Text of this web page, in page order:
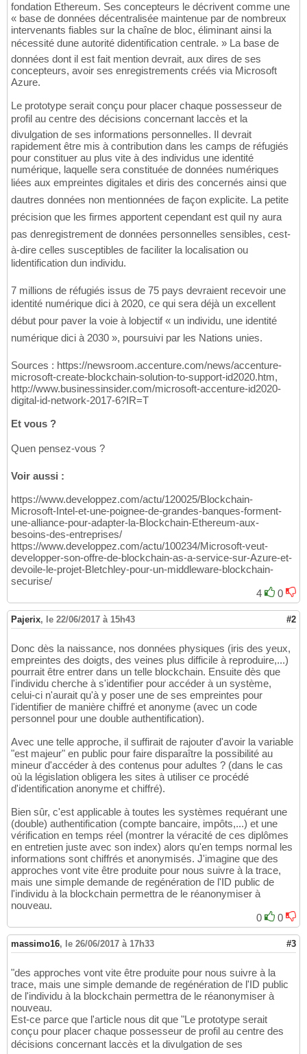
fondation Ethereum. Ses concepteurs le décrivent comme une
« base de données décentralisée maintenue par de nombreux
intervenants fiables sur la chaîne de bloc, éliminant ainsi la
nécessité dune autorité didentification centrale. » La base de
données dont il est fait mention devrait, aux dires de ses
concepteurs, avoir ses enregistrements créés via Microsoft
Azure.
Le prototype serait conçu pour placer chaque possesseur de
profil au centre des décisions concernant laccès et la
divulgation de ses informations personnelles. Il devrait
rapidement être mis à contribution dans les camps de réfugiés
pour constituer au plus vite à des individus une identité
numérique, laquelle sera constituée de données numériques
liées aux empreintes digitales et diris des concernés ainsi que
dautres données non mentionnées de façon explicite. La petite
précision que les firmes apportent cependant est quil ny aura
pas denregistrement de données personnelles sensibles, cest-
à-dire celles susceptibles de faciliter la localisation ou
lidentification dun individu.
7 millions de réfugiés issus de 75 pays devraient recevoir une
identité numérique dici à 2020, ce qui sera déjà un excellent
début pour paver la voie à lobjectif « un individu, une identité
numérique dici à 2030 », poursuivi par les Nations unies.
Sources : https://newsroom.accenture.com/news/accenture-
microsoft-create-blockchain-solution-to-support-id2020.htm,
http://www.businessinsider.com/microsoft-accenture-id2020-
digital-id-network-2017-6?IR=T
Et vous ?
Quen pensez-vous ?
Voir aussi :
https://www.developpez.com/actu/120025/Blockchain-
Microsoft-Intel-et-une-poignee-de-grandes-banques-forment-
une-alliance-pour-adapter-la-Blockchain-Ethereum-aux-
besoins-des-entreprises/
https://www.developpez.com/actu/100234/Microsoft-veut-
developper-son-offre-de-blockchain-as-a-service-sur-Azure-et-
devoile-le-projet-Bletchley-pour-un-middleware-blockchain-
securise/
4
0
Pajerix, le 22/06/2017 à 15h43 #2
Donc dès la naissance, nos données physiques (iris des yeux,
empreintes des doigts, des veines plus difficile à reproduire,...)
pourrait être entrer dans un telle blockchain. Ensuite dès que
l'individu cherche à s'identifier pour accéder à un système,
celui-ci n'aurait qu'à y poser une de ses empreintes pour
l'identifier de manière chiffré et anonyme (avec un code
personnel pour une double authentification).
Avec une telle approche, il suffirait de rajouter d'avoir la variable
"est majeur" en public pour faire disparaître la possibilité au
mineur d'accéder à des contenus pour adultes ? (dans le cas
où la législation obligera les sites à utiliser ce procédé
d'identification anonyme et chiffré).
Bien sûr, c'est applicable à toutes les systèmes requérant une
(double) authentification (compte bancaire, impôts,...) et une
vérification en temps réel (montrer la véracité de ces diplômes
en entretien juste avec son index) alors qu'en temps normal les
informations sont chiffrés et anonymisés. J'imagine que des
approches vont vite être produite pour nous suivre à la trace,
mais une simple demande de regénération de l'ID public de
l'individu à la blockchain permettra de le réanonymiser à
nouveau.
0
0
massimo16, le 26/06/2017 à 17h33 #3
"des approches vont vite être produite pour nous suivre à la
trace, mais une simple demande de regénération de l'ID public
de l'individu à la blockchain permettra de le réanonymiser à
nouveau.
Est-ce parce que l'article nous dit que "Le prototype serait
conçu pour placer chaque possesseur de profil au centre des
décisions concernant laccès et la divulgation de ses